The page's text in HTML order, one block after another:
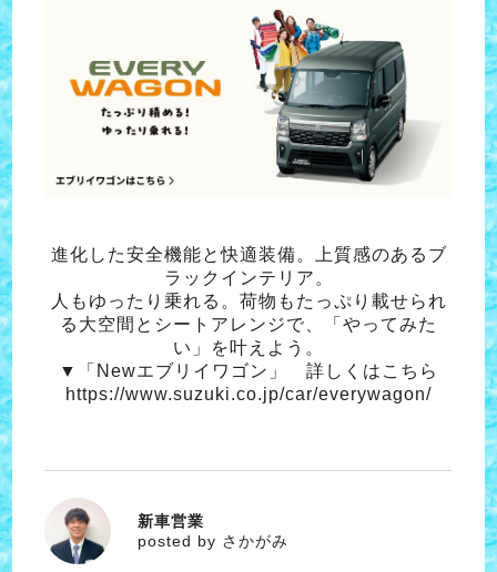
進化した安全機能と快適装備。上質感のあるブ
ラックインテリア。
人もゆったり乗れる。荷物もたっぷり載せられ
る大空間とシートアレンジで、「やってみた
い」を叶えよう。
▼「Newエブリイワゴン」 詳しくはこちら
https://www.suzuki.co.jp/car/everywagon/
さかがみ
新車営業
posted by さかがみ